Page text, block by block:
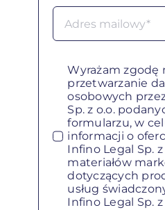
Wyrażam zgodę
przetwarzanie
osobowych
Sp. z o.o.
formularzu, w
informacji o
Infino Legal Sp.
materiałów
dotyczących
usług
Infino Legal Sp. z